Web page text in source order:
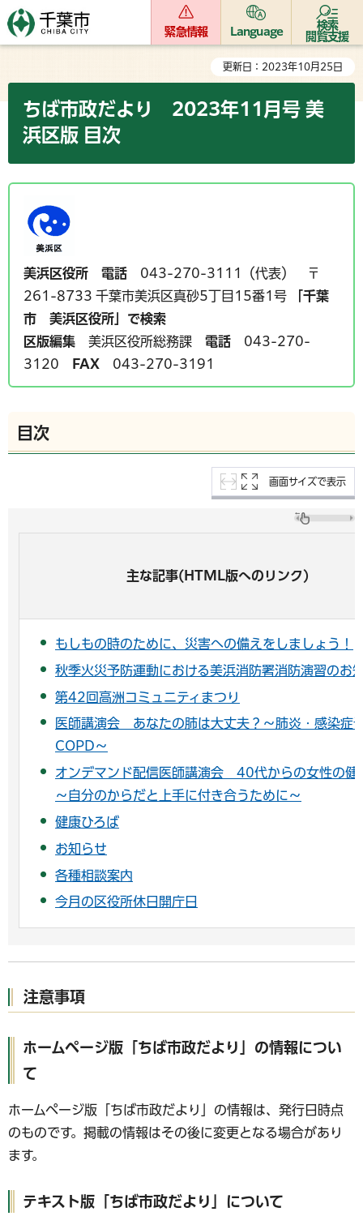
緊急情報 Language
検索
閲覧支援
更新日：2023年10月25日
ちば市政だより 2023年11月号 美
浜区版 目次
美浜区役所 電話 043-270-3111（代表） 〒
261-8733 千葉市美浜区真砂5丁目15番1号
「千葉
市 美浜区役所」で検索
区版編集 美浜区役所総務課 電話 043-270-
3120
FAX 043-270-3191
目次
画面サイズで表示
主な記事(HTML版へのリンク)
もしもの時のために、災害への備えをしましょう！
秋季火災予防運動における美浜消防署消防演習のお
第42回高洲コミュニティまつり
医師講演会 あなたの肺は大丈夫？～肺炎・感染症
COPD～
オンデマンド配信医師講演会 40代からの女性の健
～自分のからだと上手に付き合うために～
健康ひろば
お知らせ
各種相談案内
今月の区役所休日開庁日
注意事項
ホームページ版「ちば市政だより」の情報につい
て
ホームページ版「ちば市政だより」の情報は、発行日時点
のものです。掲載の情報はその後に変更となる場合があり
ます。
テキスト版「ちば市政だより」について